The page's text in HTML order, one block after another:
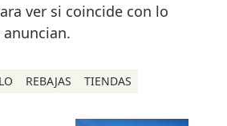
ver si coincide con lo
REBAJAS TIENDAS